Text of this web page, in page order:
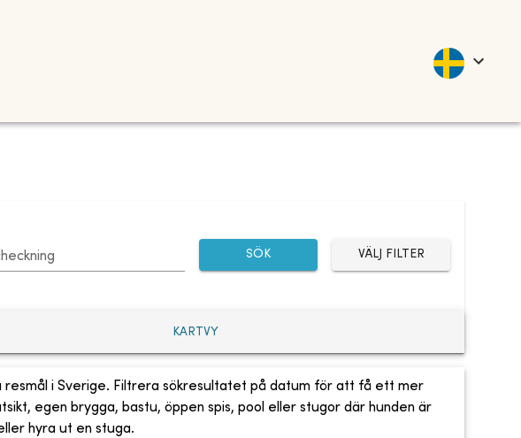
SÖK VÄLJ FILTER
KARTVY
i Sverige. Filtrera sökresultatet på datum för att få ett mer
egen brygga, bastu, öppen spis, pool eller stugor där hunden är
hyra ut en stuga.